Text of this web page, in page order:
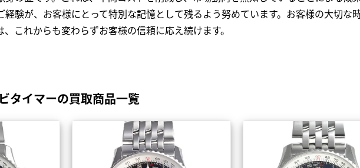
験が、お客様にとって特別な記憶として残るよう努めています。お客様の大切な
これからも変わらずお客様の信頼に応え続けます。
タイマーの買取商品一覧